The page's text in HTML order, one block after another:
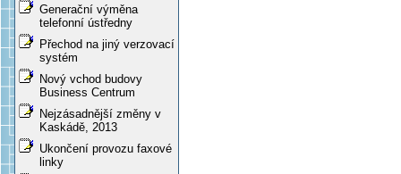
Generační výměna
telefonní ústředny
Přechod na jiný verzovací
systém
Nový vchod budovy
Business Centrum
Nejzásadnější změny v
Kaskádě, 2013
Ukončení provozu faxové
linky